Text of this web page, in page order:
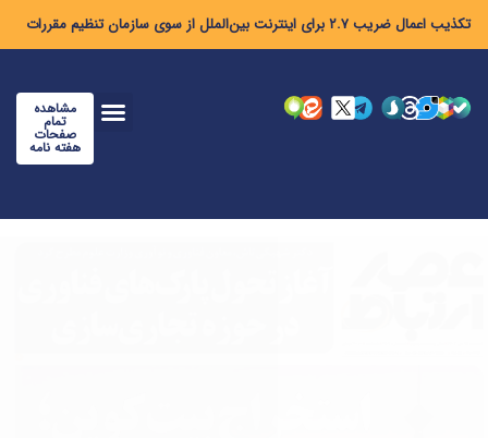
تکذیب اعمال ضریب ۲.۷ برای اینترنت بین‌الملل از سوی سازمان تنظیم مقررات
مشاهده
تمام
صفحات
هفته نامه